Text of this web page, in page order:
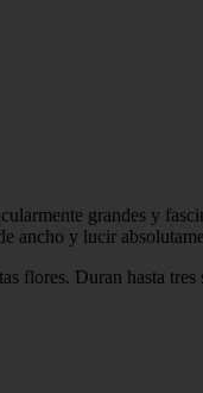
grandes y
ancho y lucir
flores. Duran hasta